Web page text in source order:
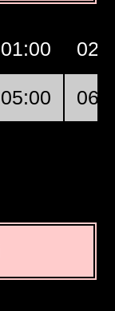
01:00
05:00